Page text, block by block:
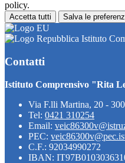
policy.
Accetta tutti Salva le
Istituto
Contatti
Istituto Comprensivo "Rita
Via F.lli Martina, 20 -
Tel: 0421 310254
Email:
PEC:
C.F.: 92034990272
IBAN: